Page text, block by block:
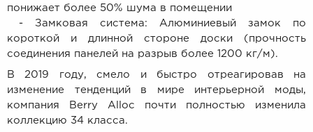
понижает более 50% шума в помещении
- Замковая система: Aлюминиевый замок по
короткой и длинной стороне доски (прочность
соединения панелей на разрыв более 1200 кг/м).
В 2019 году, смело и быстро отреагировав на
изменение тенденций в мире интерьерной моды,
компания Berry Alloc почти полностью изменила
коллекцию 34 класса.